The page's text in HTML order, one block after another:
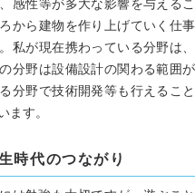
道大学大学院工学研究院
の研究内容を
わかりやすく紹介すると
学生の声、卒業生の声
す。
感性等が多大な影響を与える
から建物を作り上げていく仕
私が現在携わっている分野は
分野は設備設計の関わる範囲
分野で技術開発等も行えるこ
ます。
時代のつながり